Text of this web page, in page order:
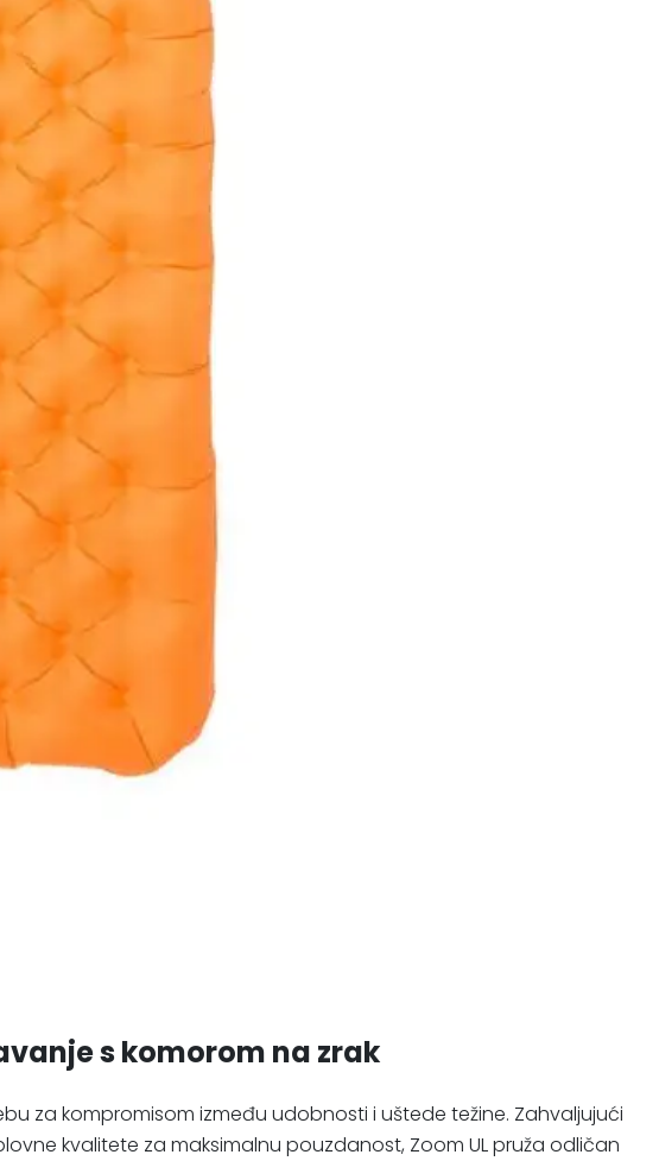
s komorom na zrak
za kompromisom između udobnosti i uštede težine. Zahvaljujući
kvalitete za maksimalnu pouzdanost, Zoom UL pruža odličan